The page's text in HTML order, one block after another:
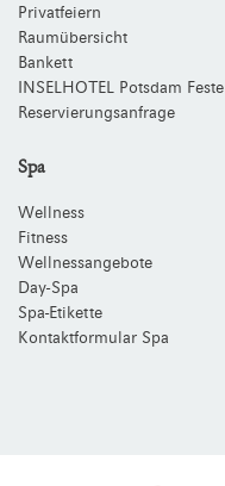
Privatfeiern
Raumübersicht
Bankett
INSELHOTEL Potsdam Feste
Reservierungsanfrage
Spa
Wellness
Fitness
Wellnessangebote
Day-Spa
Spa-Etikette
Kontaktformular Spa